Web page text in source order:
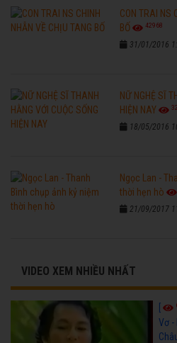
CON TRAI NS
BỐ
42968
31/01/2016
NỮ NGHỆ SĨ
HIỆN NAY
18/05/2016
Ngọc Lan -
thời hẹn hò
21/09/2017
VIDEO XEM NHIỀU NHẤT
[
Vơ -